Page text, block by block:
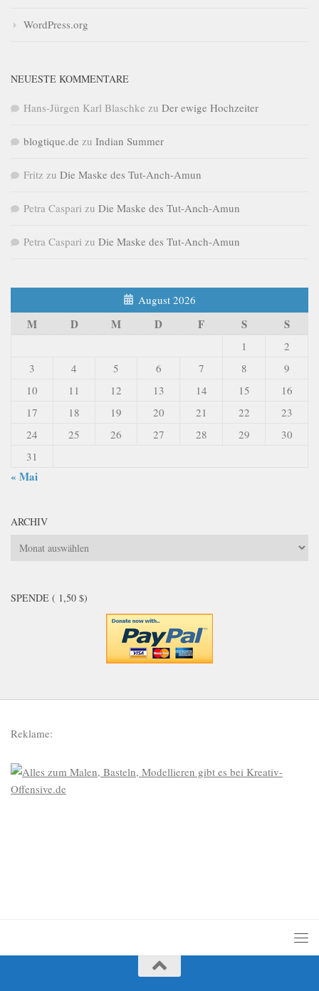
WordPress.org
NEUESTE KOMMENTARE
Hans-Jürgen Karl Blaschke zu Der ewige Hochzeiter
blogtique.de zu Indian Summer
Fritz zu Die Maske des Tut-Anch-Amun
Petra Caspari zu Die Maske des Tut-Anch-Amun
Petra Caspari zu Die Maske des Tut-Anch-Amun
August 2026
M D M D F S S
1
2
3
4 5 6 7 8
9
10
11 12 13 14 15
16
17
18 19 20 21 22
23
24
25 26 27 28 29
30
31
« Mai
ARCHIV
Archiv
SPENDE ( 1,50 $)
Reklame: